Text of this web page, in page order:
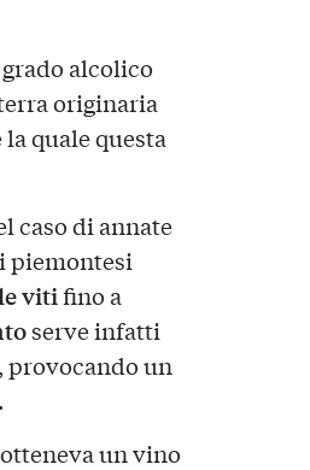
alcolico
originaria
quale questa
caso di annate
piemontesi
vitifino a
serve infatti
provocando un
un vino